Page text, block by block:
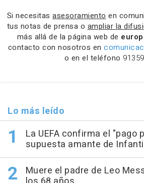
Si necesitas asesoramiento en
tus notas de prensa o ampliar la
más allá de la página web de
contacto con nosotros en
o en el teléfono
Lo más leído
La UEFA confirma el "pago
supuesta amante de
Muere el padre de Leo